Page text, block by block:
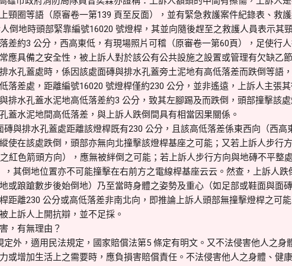
頸圈等語（原審卷一第139 頁至反面），並有緊急救護案件紀錄表、救
倒地時頭部緊靠編號16020 號燈桿，其並向隨後趕至之救護人員表示其
差約3 公分，西高東低，有現場照片可稽（原審卷一第60頁），足使行
應具備之安全性，被上訴人對於該公有公共設施之設置或管理有欠缺乙
水孔蓋處時，係因該處面磚與排水孔蓋旁土泥地有高低落差而跌倒等語
落差處，距離編號16020 號燈桿僅約230 公分，並非遙遠，上訴人主張
排水孔蓋水泥地高低落差約3 公分，致其左腳踢及而跌倒，頭部撞擊該
蓋水泥地間高低落差，與上訴人跌倒間具有相當因果關係。
與排水孔蓋處距離該燈桿既有230 公分，且該高低落差係東西向（西高
使在該處跌倒，頭部亦無向北撞擊該燈桿基座之可能；又若上訴人步行
紅色箭頭方向），應無被絆倒之可能；若上訴人步行方向與地磚不平整
其倒地位置亦不可能撞擊在右前方之電線桿基座云云。然查，上訴人跌
或踉蹌數步後始倒地）乃至當時身體之姿勢及重心（如足部或鞋面與面
距離230 公分或高低落差非南北向，即推論上訴人頭部無撞擊燈桿之可
上訴人上開抗辯，並不足採。
，有無理由？
，適用民法規定，國家賠償法第5 條定有明文。又不法侵害他人之身
或增加生活上之需要時，應負損害賠償責任。不法侵害他人之身體、健